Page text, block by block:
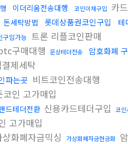
이더리움전송대행 코인이체구입 카
돈세탁방법 롯데상품권코인구입 테
구입가능 트론 리플코인판매
구매대행 문상테더전송 암호화폐
제세탁
파는곳 비트코인전송대행
코인 고가매입
드테더전환 신용카드테더구입
코인
고가매입
상화폐자금믹싱 가상화폐자금현금화